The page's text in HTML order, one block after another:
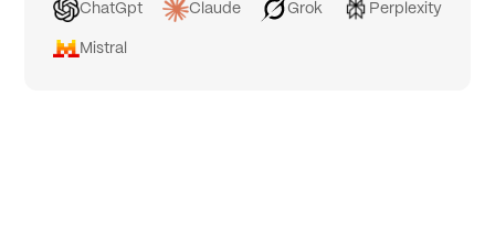
ChatGpt Claude Grok Perplexity
Mistral